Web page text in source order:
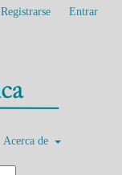
Acerca de
Registrarse Entrar